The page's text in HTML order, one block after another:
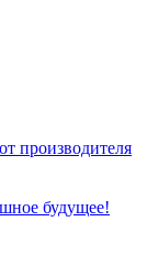
производителя
будущее!